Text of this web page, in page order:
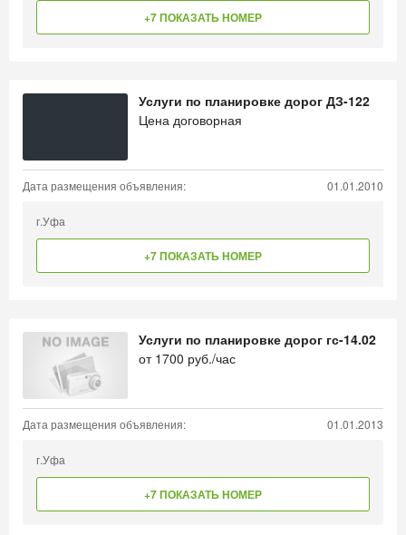
+7 ПОКАЗАТЬ НОМЕР
Услуги по планировке дорог ДЗ-122
Цена договорная
Дата размещения объявления: 01.01.2010
г.Уфа
+7 ПОКАЗАТЬ НОМЕР
Услуги по планировке дорог гс-14.02
от 1700 руб./час
Дата размещения объявления: 01.01.2013
г.Уфа
+7 ПОКАЗАТЬ НОМЕР